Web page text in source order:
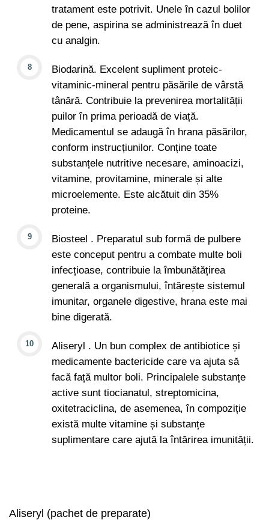
tratament este potrivit. Unele în cazul bolilor
de pene, aspirina se administrează în duet
cu analgin.
Biodarină. Excelent supliment proteic-
vitaminic-mineral pentru păsările de vârstă
tânără. Contribuie la prevenirea mortalității
puilor în prima perioadă de viață.
Medicamentul se adaugă în hrana păsărilor,
conform instrucțiunilor. Conține toate
substanțele nutritive necesare, aminoacizi,
vitamine, provitamine, minerale și alte
microelemente. Este alcătuit din 35%
proteine.
Biosteel . Preparatul sub formă de pulbere
este conceput pentru a combate multe boli
infecțioase, contribuie la îmbunătățirea
generală a organismului, întărește sistemul
imunitar, organele digestive, hrana este mai
bine digerată.
Aliseryl . Un bun complex de antibiotice și
medicamente bactericide care va ajuta să
facă față multor boli. Principalele substanțe
active sunt tiocianatul, streptomicina,
oxitetraciclina, de asemenea, în compoziție
există multe vitamine și substanțe
suplimentare care ajută la întărirea imunității.
Aliseryl (pachet de preparate)